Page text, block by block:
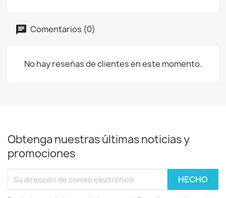
Comentarios (0)
No hay reseñas de clientes en este momento.
Obtenga nuestras últimas noticias y
promociones